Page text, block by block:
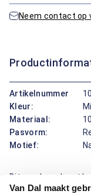
Van Dal maakt
Neem contact op
Artikelnummer
Kleur:
Materiaal:
Pasvorm:
Motief:
Dit overhemd met
prettig en ziet er